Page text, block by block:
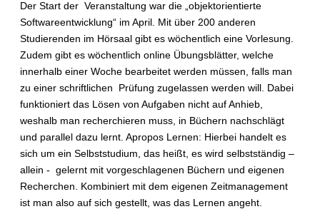
Der Start der Veranstaltung war die „objektorientierte
Softwareentwicklung“ im April. Mit über 200 anderen
Studierenden im Hörsaal gibt es wöchentlich eine Vorlesung.
Zudem gibt es wöchentlich online Übungsblätter, welche
innerhalb einer Woche bearbeitet werden müssen, falls man
zu einer schriftlichen Prüfung zugelassen werden will. Dabei
funktioniert das Lösen von Aufgaben nicht auf Anhieb,
weshalb man recherchieren muss, in Büchern nachschlägt
und parallel dazu lernt. Apropos Lernen: Hierbei handelt es
sich um ein Selbststudium, das heißt, es wird selbstständig –
allein - gelernt mit vorgeschlagenen Büchern und eigenen
Recherchen. Kombiniert mit dem eigenen Zeitmanagement
ist man also auf sich gestellt, was das Lernen angeht.